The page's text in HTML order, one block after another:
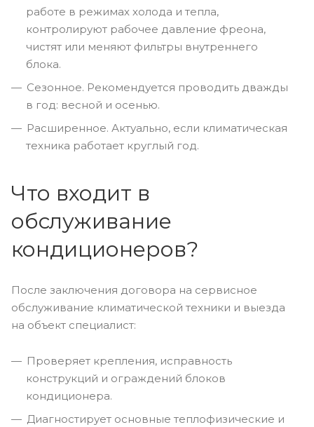
работе в режимах холода и тепла,
контролируют рабочее давление фреона,
чистят или меняют фильтры внутреннего
блока.
Сезонное. Рекомендуется проводить дважды
в год: весной и осенью.
Расширенное. Актуально, если климатическая
техника работает круглый год.
Что входит в
обслуживание
кондиционеров?
После заключения договора на сервисное
обслуживание климатической техники и выезда
на объект специалист:
Проверяет крепления, исправность
конструкций и ограждений блоков
кондиционера.
Диагностирует основные теплофизические и